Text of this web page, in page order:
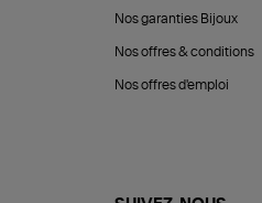
Nos garanties Bijoux
Nos offres & conditions
Nos offres d'emploi